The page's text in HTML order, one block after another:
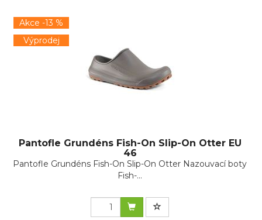
Akce -13 %
Výprodej
Pantofle Grundéns Fish-On Slip-On Otter EU
46
Pantofle Grundéns Fish-On Slip-On Otter Nazouvací boty
Fish-...